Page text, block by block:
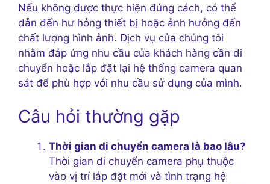
Nếu không được thực hiện đúng cách, có thể
dẫn đến hư hỏng thiết bị hoặc ảnh hưởng đến
chất lượng hình ảnh. Dịch vụ của chúng tôi
nhằm đáp ứng nhu cầu của khách hàng cần di
chuyển hoặc lắp đặt lại hệ thống camera quan
sát để phù hợp với nhu cầu sử dụng của mình.
Câu hỏi thường gặp
Thời gian di chuyển camera là bao lâu?
Thời gian di chuyển camera phụ thuộc
vào vị trí lắp đặt mới và tình trạng hệ